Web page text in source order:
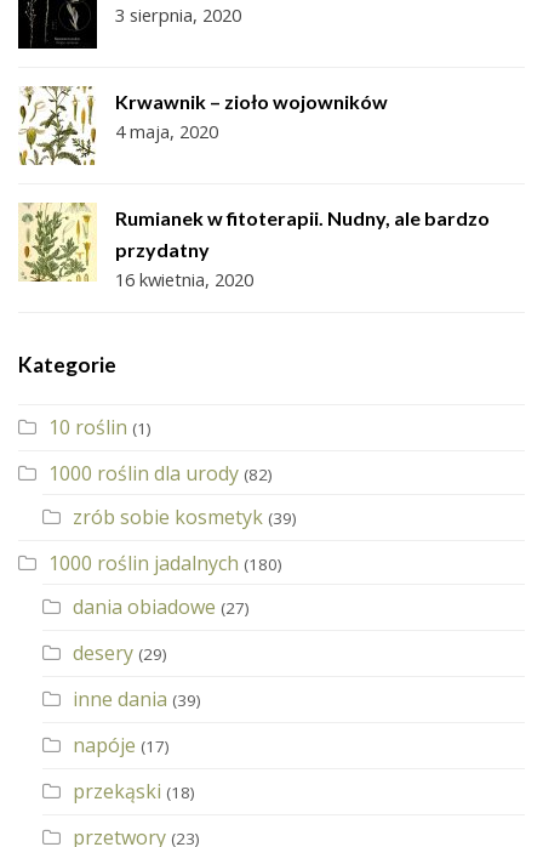
3 sierpnia, 2020
Krwawnik – zioło wojowników
4 maja, 2020
Rumianek w fitoterapii. Nudny, ale bardzo
przydatny
16 kwietnia, 2020
Kategorie
10 roślin (1)
1000 roślin dla urody (82)
zrób sobie kosmetyk (39)
1000 roślin jadalnych (180)
dania obiadowe (27)
desery (29)
inne dania (39)
napóje (17)
przekąski (18)
przetwory (23)